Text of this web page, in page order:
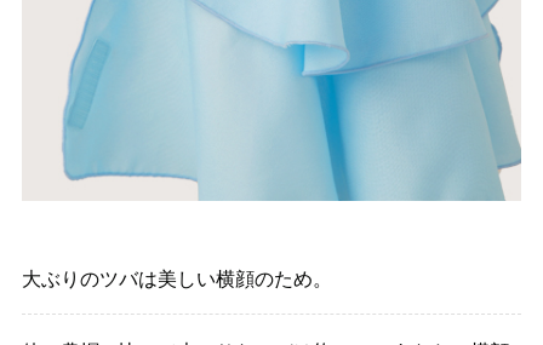
大ぶりのツバは美しい横顔のため。